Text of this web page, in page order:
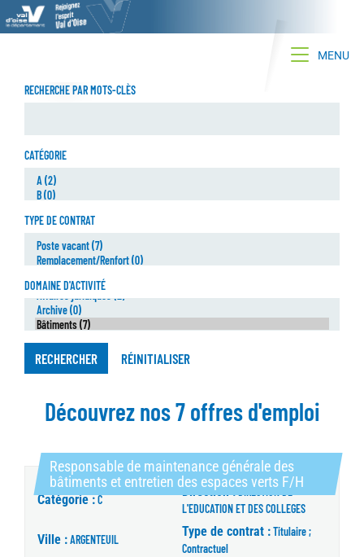
Toggle
MENU
RECHERCHE PAR MOTS-CLÈS
CATÉGORIE
TYPE DE CONTRAT
DOMAINE D'ACTIVITÉ
RECHERCHER RÉINITIALISER
Découvrez nos 7 offres d'emploi
Responsable de maintenance générale des
bâtiments et entretien des espaces verts F/H
Catégorie :C
Direction :DIRECTION DE
L'EDUCATION ET DES COLLEGES
Ville :ARGENTEUIL
Type de contrat :Titulaire ;
Contractuel